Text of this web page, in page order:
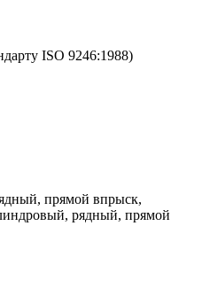
ISO 9246:1988)
прямой впрыск,
рядный, прямой